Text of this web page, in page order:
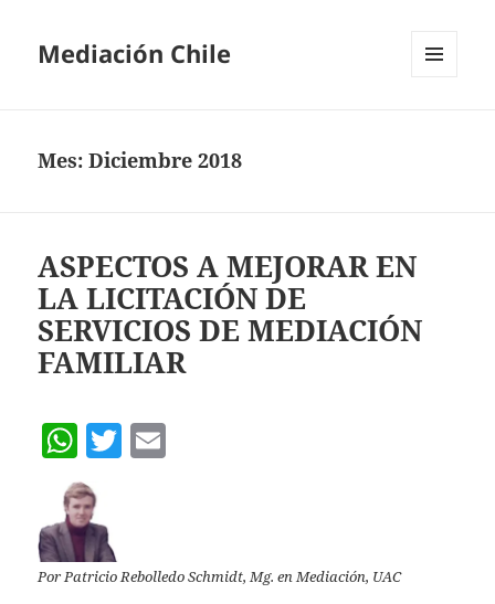
Mediación Chile
Mes:Diciembre 2018
ASPECTOS A MEJORAR EN
LA LICITACIÓN DE
SERVICIOS DE MEDIACIÓN
FAMILIAR
W
h
at
s
A
T
Por Patricio Rebolledo Schmidt, Mg. en Mediación, UAC